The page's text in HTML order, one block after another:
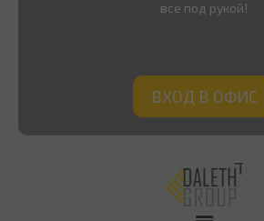
все под рукой!
ВХОД В ОФИС